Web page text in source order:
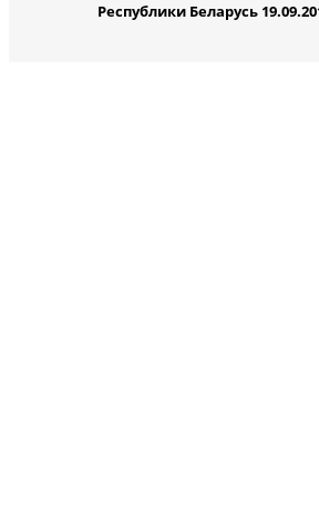
Республики Беларусь